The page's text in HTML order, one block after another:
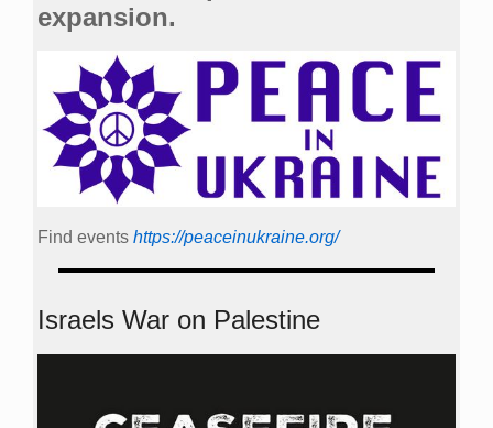
expansion.
Find events https://peace­in­ukraine.org/
Israels War on Palestine